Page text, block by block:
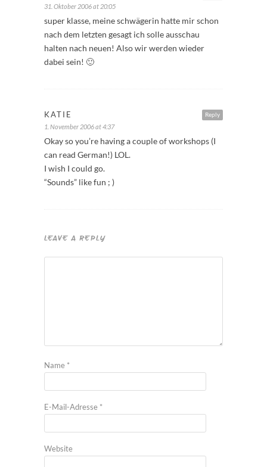
31. Oktober 2006 at 20:05
super klasse, meine schwägerin hatte mir schon
nach dem letzten gesagt ich solle ausschau
halten nach neuen! Also wir werden wieder
dabei sein! 🙂
Reply
KATIE
1. November 2006 at 4:37
Okay so you’re having a couple of workshops (I
can read German!) LOL.
I wish I could go.
“Sounds” like fun ; )
LEAVE A REPLY
Name *
E-Mail-Adresse *
Website